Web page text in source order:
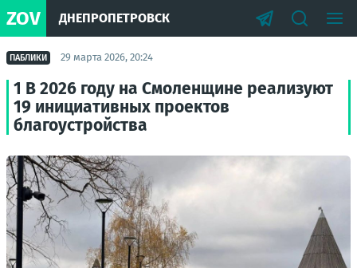
ZOV ДНЕПРОПЕТРОВСК
ПАБЛИКИ 29 марта 2026, 20:24
1 В 2026 году на Смоленщине реализуют
19 инициативных проектов
благоустройства